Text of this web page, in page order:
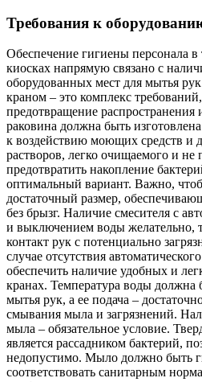
Требования к
Обеспечение гигиены персонала
киосках напрямую связано с
оборудованных мест для мытья
краном – это комплекс
предотвращение
раковина должна быть
к воздействию моющих средств и
растворов, легко очищаемого и не
предотвратить накопление
оптимальный вариант. Важно,
достаточный размер,
без брызг. Наличие смесителя с
и выключением воды желательно,
контакт рук с потенциально
случае отсутствия
обеспечить наличие удобных и
кранах. Температура воды должна
мытья рук, а ее подача –
смывания мыла и загрязнений.
мыла – обязательное условие.
является рассадником бактерий,
недопустимо. Мыло должно быть
соответствовать санитарным